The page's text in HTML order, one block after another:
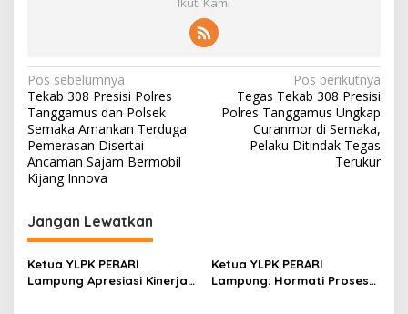
N
a
v
i
g
a
s
i
p
Pos sebelumnya
Tekab 308 Presisi Polres
Tanggamus dan Polsek
Semaka Amankan Terduga
Pemerasan Disertai
Ancaman Sajam Bermobil
Kijang Innova
Pos berikutnya
Tegas Tekab 308 Presisi
Polres Tanggamus Ungkap
Curanmor di Semaka,
Pelaku Ditindak Tegas
Terukur
Jangan Lewatkan
Ketua YLPK PERARI
Lampung Apresiasi Kinerja
Ketua YLPK PERARI
Lampung: Hormati Proses